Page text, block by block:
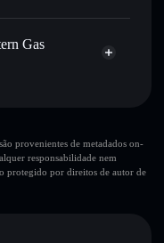
privadas
não está verificado
Gas
10 principais carteiras
Gas Reserve
poucos
provenientes de metadados on-
responsabilidade nem
protegido por direitos de autor de